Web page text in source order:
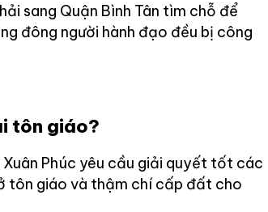
sang Quận Bình Tân tìm chỗ để
đông người hành đạo đều bị công
tôn giáo?
Phúc yêu cầu giải quyết tốt các
tôn giáo và thậm chí cấp đất cho